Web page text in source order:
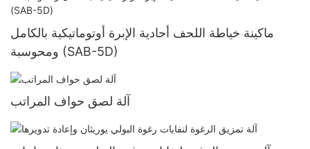
ماكينة خياطة اللحف أحادية الإبرة أوتوماتيكية بالكامل
ومحوسبة (SAB-5D)
آلة لصق حواف المراتب